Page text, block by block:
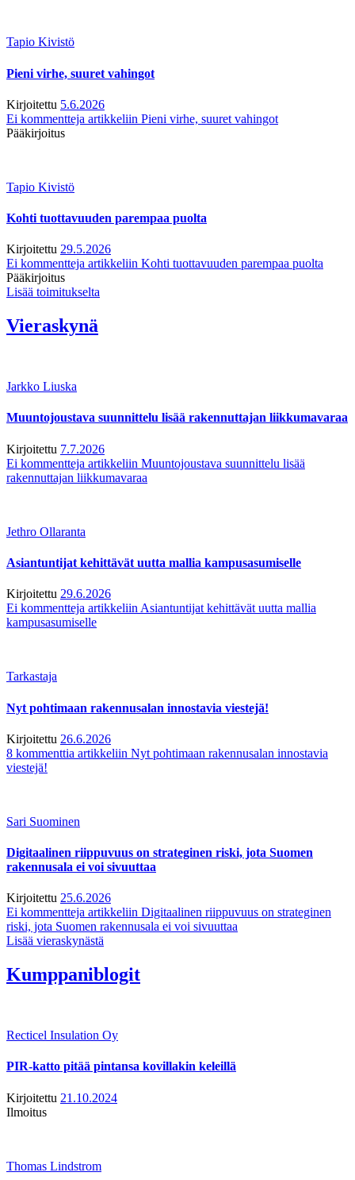
Tapio Kivistö
Pieni virhe, suuret vahingot
Kirjoitettu 5.6.2026
Ei kommentteja artikkeliin Pieni virhe, suuret vahingot
Pääkirjoitus
Tapio Kivistö
Kohti tuottavuuden parempaa puolta
Kirjoitettu 29.5.2026
Ei kommentteja artikkeliin Kohti tuottavuuden parempaa puolta
Pääkirjoitus
Lisää toimitukselta
Vieraskynä
Jarkko Liuska
Muuntojoustava suunnittelu lisää rakennuttajan liikkumavaraa
Kirjoitettu 7.7.2026
Ei kommentteja artikkeliin Muuntojoustava suunnittelu lisää
rakennuttajan liikkumavaraa
Jethro Ollaranta
Asiantuntijat kehittävät uutta mallia kampusasumiselle
Kirjoitettu 29.6.2026
Ei kommentteja artikkeliin Asiantuntijat kehittävät uutta mallia
kampusasumiselle
Tarkastaja
Nyt pohtimaan rakennusalan innostavia viestejä!
Kirjoitettu 26.6.2026
8 kommenttia artikkeliin Nyt pohtimaan rakennusalan innostavia
viestejä!
Sari Suominen
Digitaalinen riippuvuus on strateginen riski, jota Suomen
rakennusala ei voi sivuuttaa
Kirjoitettu 25.6.2026
Ei kommentteja artikkeliin Digitaalinen riippuvuus on strateginen
riski, jota Suomen rakennusala ei voi sivuuttaa
Lisää vieraskynästä
Kumppaniblogit
Recticel Insulation Oy
PIR-katto pitää pintansa kovillakin keleillä
Kirjoitettu 21.10.2024
Ilmoitus
Thomas Lindstrom